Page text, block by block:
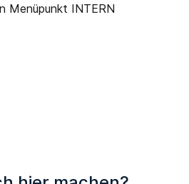
Menüpunkt INTERN